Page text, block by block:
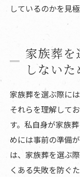
しているのかを見
家族葬
しない
家族葬を選ぶ際に
それらを理解して
す。私自身が家族
めには事前の準備
は、家族葬を選ぶ
くある失敗を防ぐ